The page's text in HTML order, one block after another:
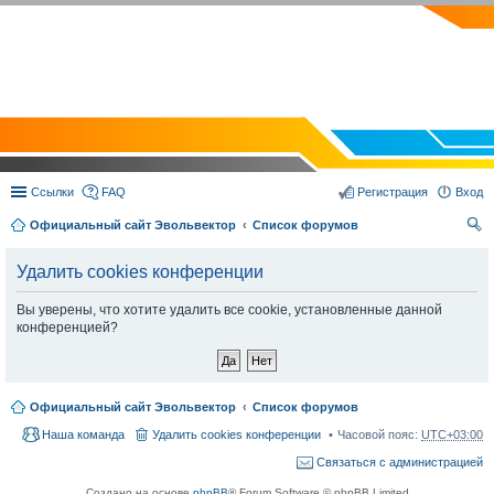
Ссылки FAQ Вход
Регистрация
Официальный сайт Эвольвектор
Список форумов
Удалить cookies конференции
Вы уверены, что хотите удалить все cookie, установленные данной
конференцией?
Официальный сайт Эвольвектор Список форумов
Часовой пояс: UTC+03:00
Удалить cookies конференции
Наша команда
Связаться с администрацией